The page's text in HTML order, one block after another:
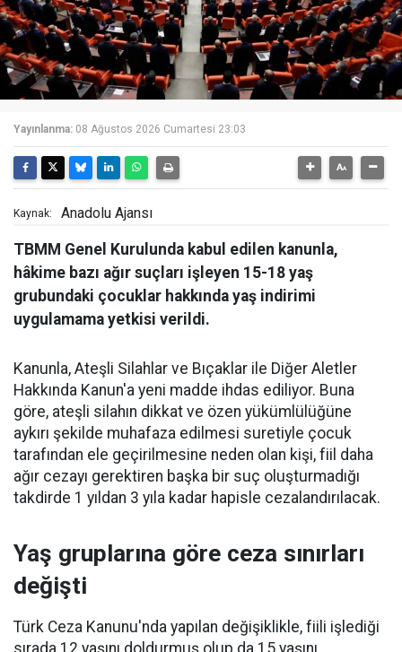
Yayınlanma: 08 Ağustos 2026 Cumartesi 23:03
Kaynak: Anadolu Ajansı
TBMM Genel Kurulunda kabul edilen kanunla,
hâkime bazı ağır suçları işleyen 15-18 yaş
grubundaki çocuklar hakkında yaş indirimi
uygulamama yetkisi verildi.
Kanunla, Ateşli Silahlar ve Bıçaklar ile Diğer Aletler
Hakkında Kanun'a yeni madde ihdas ediliyor. Buna
göre, ateşli silahın dikkat ve özen yükümlülüğüne
aykırı şekilde muhafaza edilmesi suretiyle çocuk
tarafından ele geçirilmesine neden olan kişi, fiil daha
ağır cezayı gerektiren başka bir suç oluşturmadığı
takdirde 1 yıldan 3 yıla kadar hapisle cezalandırılacak.
Yaş gruplarına göre ceza sınırları
değişti
Türk Ceza Kanunu'nda yapılan değişiklikle, fiili işlediği
sırada 12 yaşını doldurmuş olup da 15 yaşını